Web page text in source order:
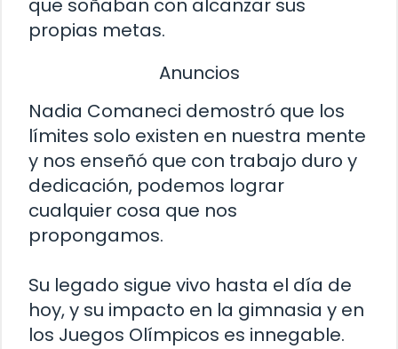
que soñaban con alcanzar sus
propias metas.
Anuncios
Nadia Comaneci demostró que los
límites solo existen en nuestra mente
y nos enseñó que con trabajo duro y
dedicación, podemos lograr
cualquier cosa que nos
propongamos.
Su legado sigue vivo hasta el día de
hoy, y su impacto en la gimnasia y en
los Juegos Olímpicos es innegable.